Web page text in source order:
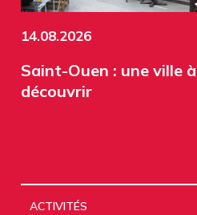
14.08.2026
Saint-Ouen : une ville à
découvrir
ACTIVITÉS